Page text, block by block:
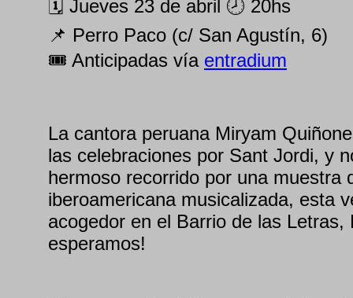
🗓 Jueves 23 de abril 🕗 20hs
📌 Perro Paco (c/ San Agustín, 6)
🎟 Anticipadas vía entradium
La cantora peruana Miryam
las celebraciones por Sant Jordi, y
hermoso recorrido por una muestra
iberoamericana musicalizada, esta
acogedor en el Barrio de las Letras,
esperamos!